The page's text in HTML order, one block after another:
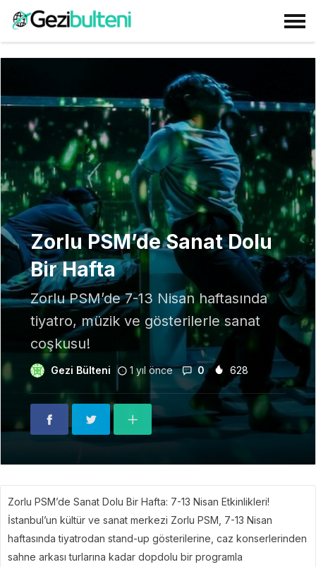
Zorlu PSM’de Sanat Dolu
Bir Hafta
Zorlu PSM’de 7-13 Nisan haftasında
tiyatro, müzik ve gösterilerle sanat
coşkusu!
Gezi Bülteni 1 yıl önce 0 628
Zorlu PSM’de Sanat Dolu Bir Hafta: 7-13 Nisan Etkinlikleri!
İstanbul’un kültür ve sanat merkezi Zorlu PSM, 7-13 Nisan
haftasında tiyatrodan stand-up gösterilerine, caz konserlerinden
sahne arkası turlarına kadar dopdolu bir programla